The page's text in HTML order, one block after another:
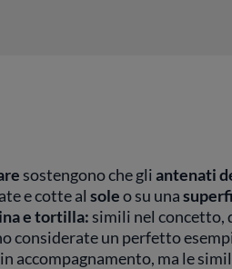
sostengono che gliantenati
e cotte al soleo su una
e tortilla:simili nel concetto,
considerate un perfetto
accompagnamento, ma le